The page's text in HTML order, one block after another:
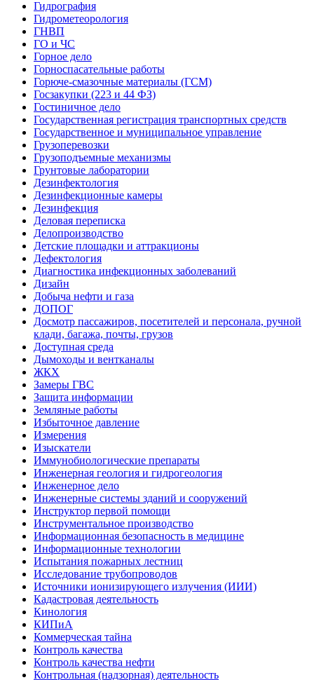
Гидрография
Гидрометеорология
ГНВП
ГО и ЧС
Горное дело
Горноспасательные работы
Горюче-смазочные материалы (ГСМ)
Госзакупки (223 и 44 ФЗ)
Гостиничное дело
Государственная регистрация транспортных средств
Государственное и муниципальное управление
Грузоперевозки
Грузоподъемные механизмы
Грунтовые лаборатории
Дезинфектология
Дезинфекционные камеры
Дезинфекция
Деловая переписка
Делопроизводство
Детские площадки и аттракционы
Дефектология
Диагностика инфекционных заболеваний
Дизайн
Добыча нефти и газа
ДОПОГ
Досмотр пассажиров, посетителей и персонала, ручной
клади, багажа, почты, грузов
Доступная среда
Дымоходы и вентканалы
ЖКХ
Замеры ГВС
Защита информации
Земляные работы
Избыточное давление
Измерения
Изыскатели
Иммунобиологические препараты
Инженерная геология и гидрогеология
Инженерное дело
Инженерные системы зданий и сооружений
Инструктор первой помощи
Инструментальное производство
Информационная безопасность в медицине
Информационные технологии
Испытания пожарных лестниц
Исследование трубопроводов
Источники ионизирующего излучения (ИИИ)
Кадастровая деятельность
Кинология
КИПиА
Коммерческая тайна
Контроль качества
Контроль качества нефти
Контрольная (надзорная) деятельность